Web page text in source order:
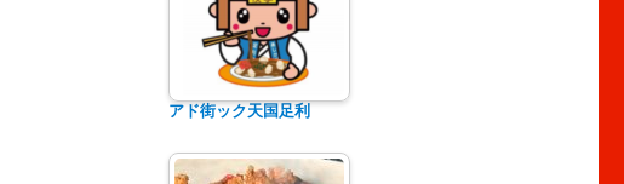
アド街ック天国足利